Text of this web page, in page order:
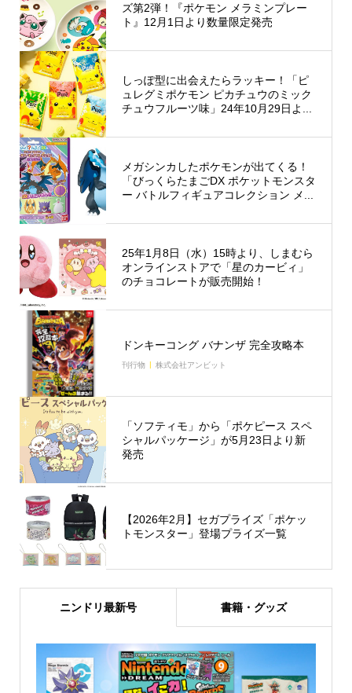
ズ第2弾！『ポケモン メラミンプレー
ト』12月1日より数量限定発売
しっぽ型に出会えたらラッキー！「ピ
ュレグミポケモン ピカチュウのミック
チュウフルーツ味」24年10月29日よ...
メガシンカしたポケモンが出てくる！
「びっくらたまごDX ポケットモンスタ
ー バトルフィギュアコレクション メ...
25年1月8日（水）15時より、しまむら
オンラインストアで「星のカービィ」
のチョコレートが販売開始！
ドンキーコング バナンザ 完全攻略本
刊行物 株式会社アンビット
「ソフティモ」から「ポケピース スペ
シャルパッケージ」が5月23日より新
発売
【2026年2月】セガプライズ「ポケッ
トモンスター」登場プライズ一覧
ニンドリ最新号 書籍・グッズ